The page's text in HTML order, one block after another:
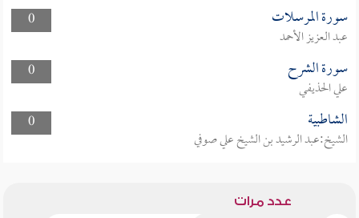
0
سورة المرسلات
عبد العزيز الأحمد
0
سورة الشرح
علي الحذيفي
0
الشاطبية
الشيخ:عبد الرشيد بن الشيخ علي صوفي
عدد مرات